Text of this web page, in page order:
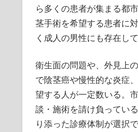
ら多くの患者が集まる都
茎手術を希望する患者に
く成人の男性にも存在して
衛生面の問題や、外見上
で陰茎癌や慢性的な炎症
望する人が一定数いる。
談・施術を請け負ってい
り添った診療体制が選択